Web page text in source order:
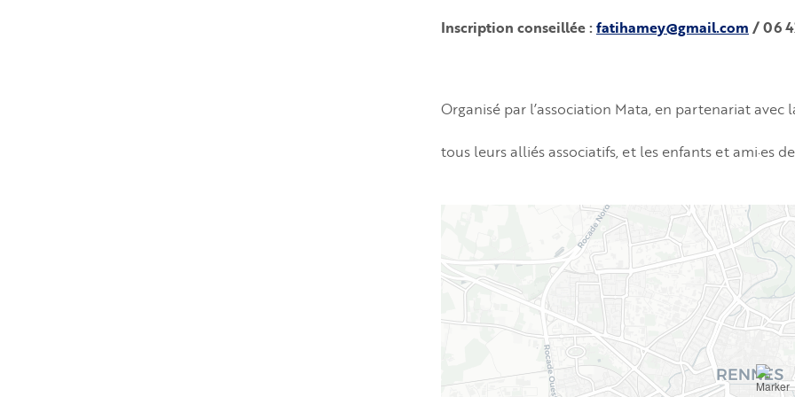
Inscription conseillée : fatihamey@gmail.com / 06
Organisé par l’association Mata, en partenariat avec
tous leurs alliés associatifs, et les enfants et ami·es